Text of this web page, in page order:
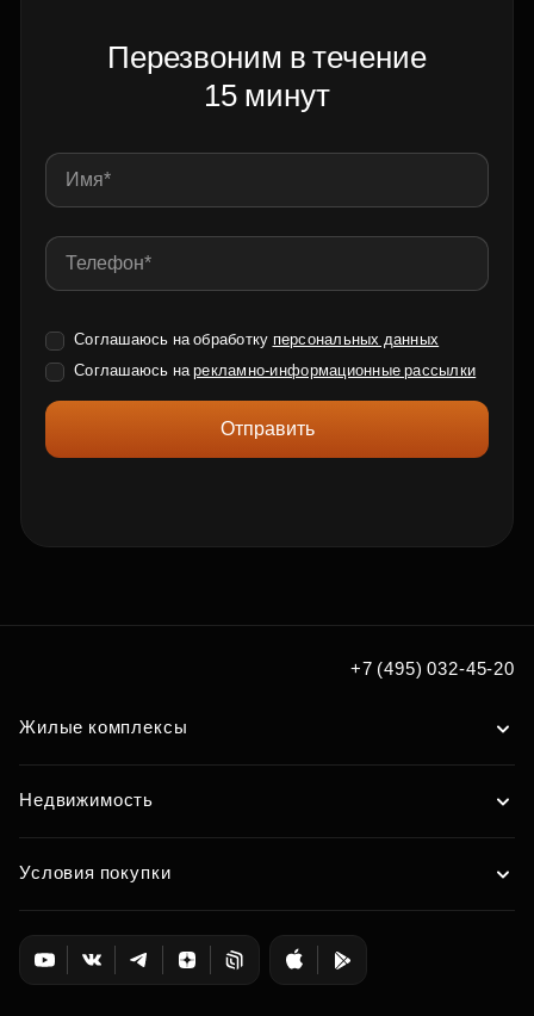
Перезвоним в течение
15 минут
Соглашаюсь на обработку персональных данных
Соглашаюсь нарекламно-информационные рассылки
Отправить
+7 (495) 032-45-20
Жилые комплексы
Недвижимость
Условия покупки